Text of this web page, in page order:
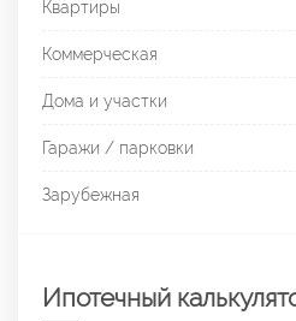
Квартиры
Коммерческая
Дома и участки
Гаражи / парковки
Зарубежная
Ипотечный